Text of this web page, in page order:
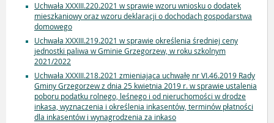
Uchwała XXXIII.220.2021 w sprawie wzoru wniosku o dodatek
mieszkaniowy oraz wzoru deklaracji o dochodach gospodarstwa
domowego
Uchwała XXXIII.219.2021 w sprawie określenia średniej ceny
jednostki paliwa w Gminie Grzegorzew, w roku szkolnym
2021/2022
Uchwała XXXIII.218.2021 zmieniająca uchwałę nr VI.46.2019 Rady
Gminy Grzegorzew z dnia 25 kwietnia 2019 r. w sprawie ustalenia
poboru podatku rolnego, leśnego i od nieruchomości w drodze
inkasa, wyznaczenia i określenia inkasentów, terminów płatności
dla inkasentów i wynagrodzenia za inkaso